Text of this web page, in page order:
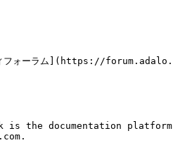
フォーラム](https://
the documentation